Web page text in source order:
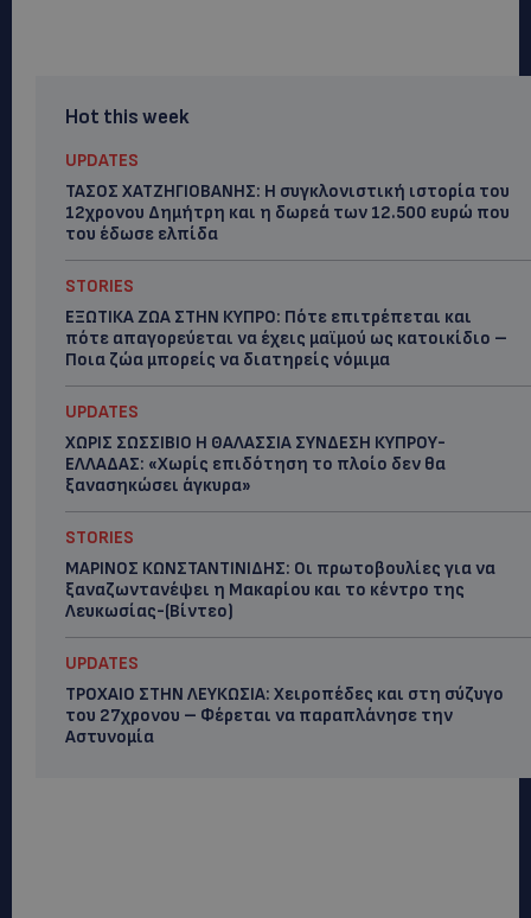
Hot this week
UPDATES
ΤΑΣΟΣ ΧΑΤΖΗΓΙΟΒΑΝΗΣ: Η συγκλονιστική ιστορία του
12χρονου Δημήτρη και η δωρεά των 12.500 ευρώ που
του έδωσε ελπίδα
STORIES
ΕΞΩΤΙΚΑ ΖΩΑ ΣΤΗΝ ΚΥΠΡΟ: Πότε επιτρέπεται και
πότε απαγορεύεται να έχεις μαϊμού ως κατοικίδιο –
Ποια ζώα μπορείς να διατηρείς νόμιμα
UPDATES
ΧΩΡΙΣ ΣΩΣΣΙΒΙΟ Η ΘΑΛΑΣΣΙΑ ΣΥΝΔΕΣΗ ΚΥΠΡΟΥ-
ΕΛΛΑΔΑΣ: «Χωρίς επιδότηση το πλοίο δεν θα
ξανασηκώσει άγκυρα»
STORIES
ΜΑΡΙΝΟΣ ΚΩΝΣΤΑΝΤΙΝΙΔΗΣ: Οι πρωτοβουλίες για να
ξαναζωντανέψει η Μακαρίου και το κέντρο της
Λευκωσίας-(Βίντεο)
UPDATES
ΤΡΟΧΑΙΟ ΣΤΗΝ ΛΕΥΚΩΣΙΑ: Χειροπέδες και στη σύζυγο
του 27χρονου – Φέρεται να παραπλάνησε την
Αστυνομία